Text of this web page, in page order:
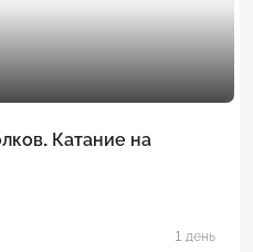
Катание на
1 день